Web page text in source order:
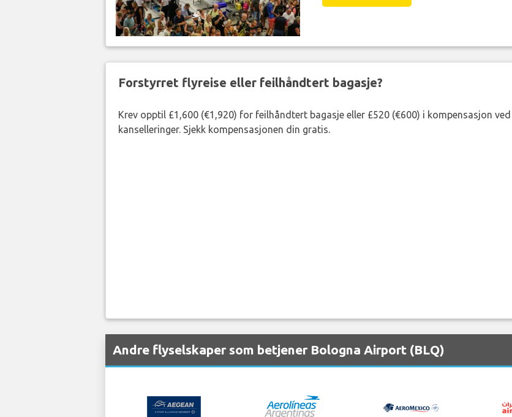
Forstyrret flyreise eller feilhåndtert bagasje?
Krev opptil £1,600 (€1,920) for feilhåndtert bagasje eller £520 (€600) i kompensasjon
kanselleringer. Sjekk kompensasjonen din gratis.
Andre flyselskaper som betjener Bologna Airport (BLQ)